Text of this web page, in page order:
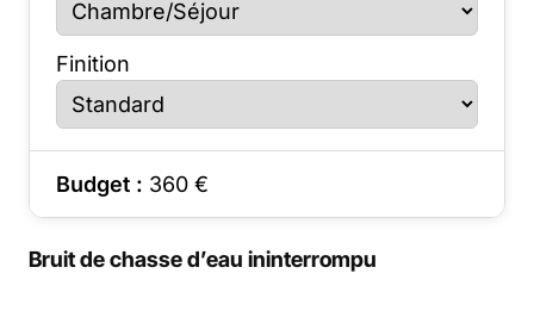
Finition
Budget : 360 €
Bruit de chasse d’eau ininterrompu